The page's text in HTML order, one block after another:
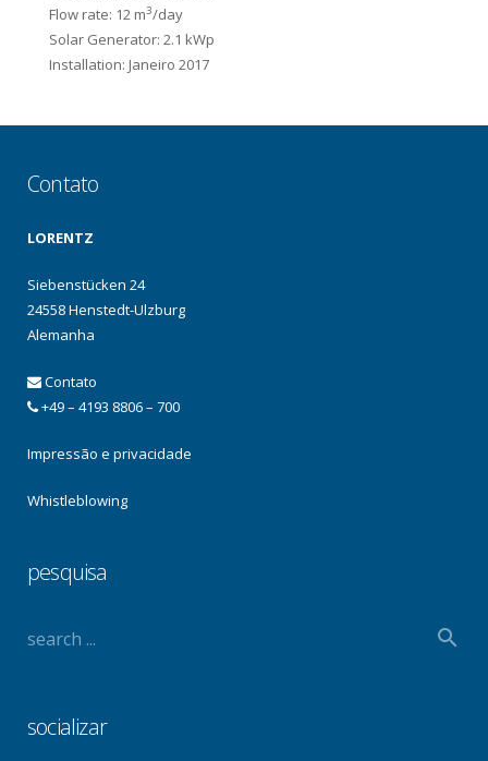
Flow rate: 12 m3/day
Solar Generator: 2.1 kWp
Installation: Janeiro 2017
Contato
LORENTZ
Siebenstücken 24
24558 Henstedt-Ulzburg
Alemanha
Contato
+49 – 4193 8806 – 700
Impressão e privacidade
Whistleblowing
pesquisa
socializar